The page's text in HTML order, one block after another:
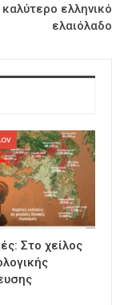
καλύτερο ελληνικό
ελαιόλαδο
Στο χείλος